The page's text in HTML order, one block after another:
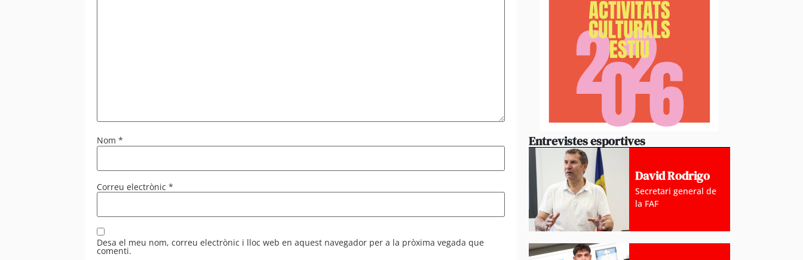
Nom *
Correu electrònic *
Desa el meu nom, correu electrònic i lloc web en aquest navegador per a la pròxima vegada que
comenti.
Entrevistes esportives
David Rodrigo
Secretari general de
la FAF